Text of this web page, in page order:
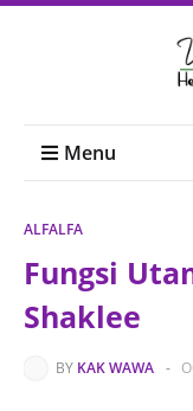
Menu
ALFALFA
Fungsi
Shaklee
BY KAK WAWA -